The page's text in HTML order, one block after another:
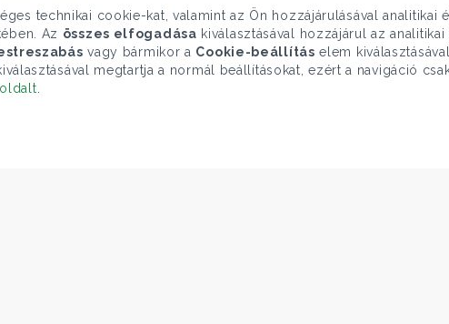
4 szoba 140 nm 1 fürdő
technikai cookie-kat, valamint az Ön hozzájárulásával analitikai
Az összes elfogadása kiválasztásával hozzájárul az
vagy bármikor a Cookie-beállítás elem
megtartja a normál beállításokat, ezért a navigáció